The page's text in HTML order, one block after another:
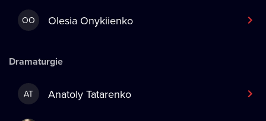
OO Olesia Onykiienko
Dramaturgie
AT Anatoly Tatarenko